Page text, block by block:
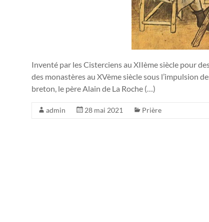
Inventé par les Cisterciens au XIIème siècle pour
des monastères au XVème siècle sous l’impulsion
breton, le père Alain de La Roche (…)
admin 28 mai 2021 Prière